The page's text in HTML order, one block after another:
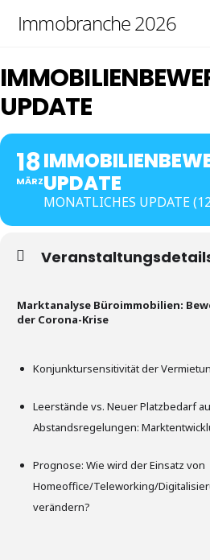
Immobranche 2026
UPDATE
18
MÄRZUPDATE
MONATLICHES UPDATE
Marktanalyse Büroimmobilien:
der Corona-Krise
Konjunktursensitivität der
Leerstände vs. Neuer Platzbedarf
Abstandsregelungen:
Prognose: Wie wird der Einsatz von
Homeoffice/Teleworking/
verändern?